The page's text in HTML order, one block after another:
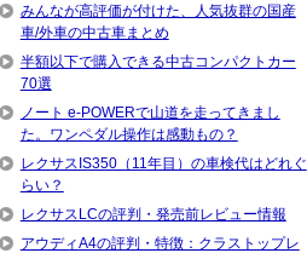
みんなが高評価が付けた、人気抜群の国産
車/外車の中古車まとめ
半額以下で購入できる中古コンパクトカー
70選
ノート e-POWERで山道を走ってきまし
た。ワンペダル操作は感動もの？
レクサスIS350（11年目）の車検代はどれぐ
らい？
レクサスLCの評判・発売前レビュー情報
アウディA4の評判・特徴：クラストップレ